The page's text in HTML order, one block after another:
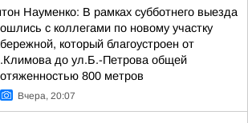
Науменко: В рамках субботнего выезда
с коллегами по новому участку
который благоустроен от
до ул.Б.-Петрова общей
800 метров
Вчера, 20:07